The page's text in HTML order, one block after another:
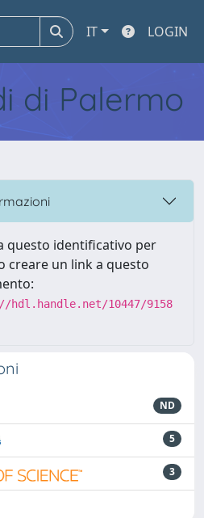
IT LOGIN
di Palermo
questo identificativo per
creare un link a questo
hdl.handle.net/10447/9158
ND
5
3